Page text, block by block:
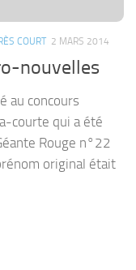
COURT 2 MARS 2014
nouvelles
au concours
courte qui a été
Rouge n°22
original était